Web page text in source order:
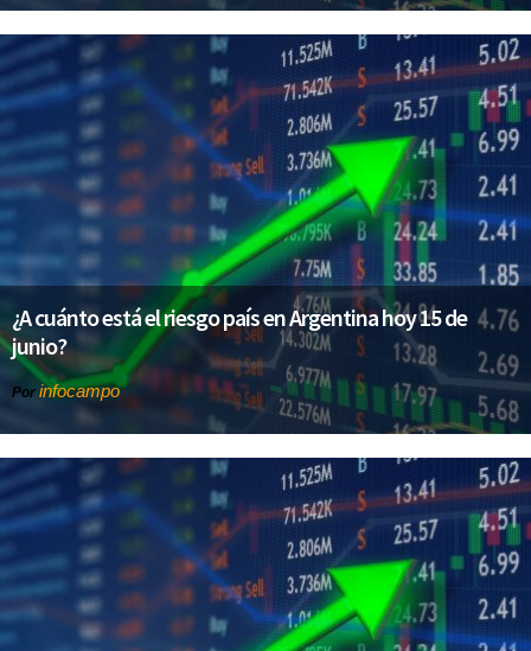
¿A cuánto está el riesgo país en Argentina hoy 15 de
junio?
Por infocampo